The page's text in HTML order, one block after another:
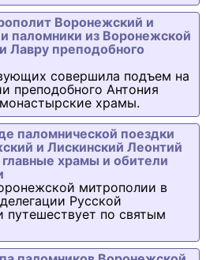
Воронежский и
паломники из Воронежской
Лавру преподобного
совершила подъем на
преподобного Антония
храмы.
паломнической поездки
и Лискинский Леонтий
храмы и обители
митрополии в
Русской
путешествует по святым